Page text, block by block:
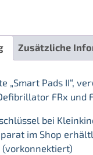
Zusätzliche
„Smart Pads II“,
FRx und
bei
im Shop